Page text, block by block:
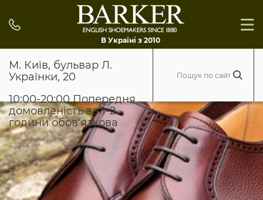
В Україні з 2010
М. Київ, бульвар Л.
Українки, 20
10:00-20:00 Попередня
домовленість за 1-2
години обов'язкова